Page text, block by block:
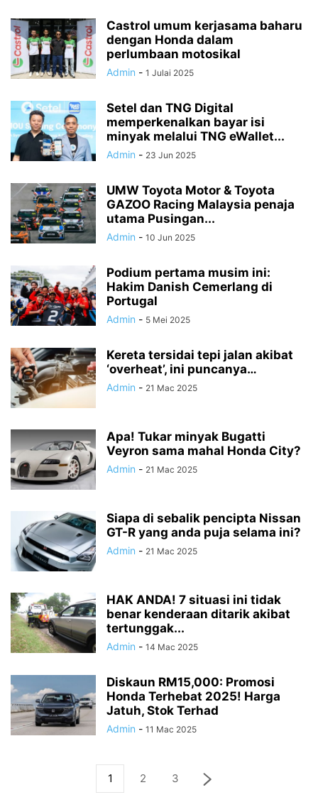
Castrol umum kerjasama baharu
dengan Honda dalam
perlumbaan motosikal
Admin - 1 Julai 2025
Setel dan TNG Digital
memperkenalkan bayar isi
minyak melalui TNG eWallet...
Admin - 23 Jun 2025
UMW Toyota Motor & Toyota
GAZOO Racing Malaysia penaja
utama Pusingan...
Admin - 10 Jun 2025
Podium pertama musim ini:
Hakim Danish Cemerlang di
Portugal
Admin - 5 Mei 2025
Kereta tersidai tepi jalan akibat
‘overheat’, ini puncanya…
Admin - 21 Mac 2025
Apa! Tukar minyak Bugatti
Veyron sama mahal Honda City?
Admin - 21 Mac 2025
Siapa di sebalik pencipta Nissan
GT-R yang anda puja selama ini?
Admin - 21 Mac 2025
HAK ANDA! 7 situasi ini tidak
benar kenderaan ditarik akibat
tertunggak...
Admin - 14 Mac 2025
Diskaun RM15,000: Promosi
Honda Terhebat 2025! Harga
Jatuh, Stok Terhad
Admin - 11 Mac 2025
1 2 3